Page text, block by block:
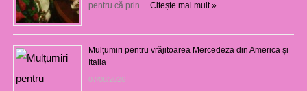
pentru că prin …Citește mai mult »
Mulțumiri pentru vrăjitoarea Mercedeza din America și
Italia
07/08/2026